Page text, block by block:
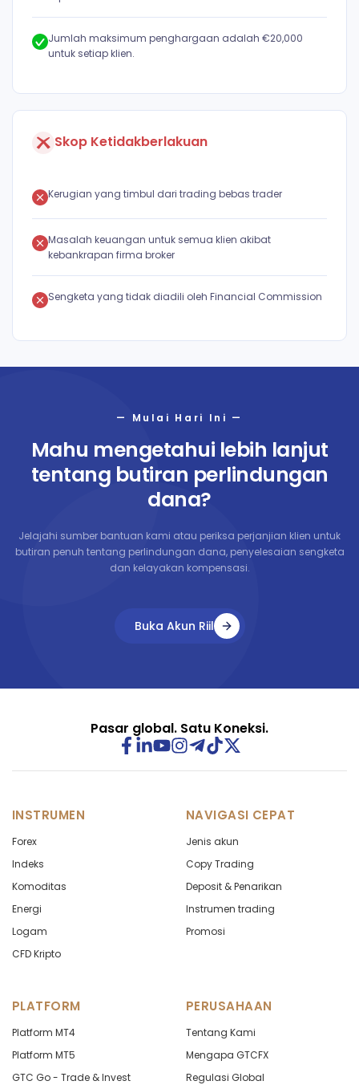
Jumlah maksimum penghargaan adalah €20,000
untuk setiap klien.
Skop Ketidakberlakuan
Kerugian yang timbul dari trading bebas trader
Masalah keuangan untuk semua klien akibat
kebankrapan firma broker
Sengketa yang tidak diadili oleh Financial Commission
— Mulai Hari Ini —
Mahu mengetahui lebih lanjut
tentang butiran perlindungan
dana?
Jelajahi sumber bantuan kami atau periksa perjanjian klien untuk
butiran penuh tentang perlindungan dana, penyelesaian sengketa
dan kelayakan kompensasi.
Buka Akun Riil
Pasar global. Satu Koneksi.
INSTRUMEN
Forex
Indeks
Komoditas
Energi
Logam
CFD Kripto
NAVIGASI CEPAT
Jenis akun
Copy Trading
Deposit & Penarikan
Instrumen trading
Promosi
PLATFORM
Platform MT4
Platform MT5
GTC Go - Trade & Invest
PERUSAHAAN
Tentang Kami
Mengapa GTCFX
Regulasi Global